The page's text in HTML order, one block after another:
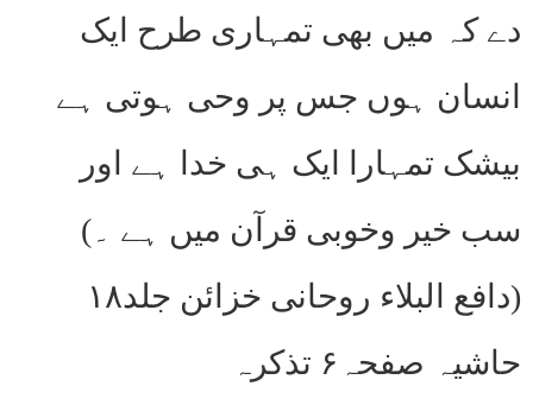
دے کہ میں بھی تمہاری طرح ایک
انسان ہوں جس پر وحی ہوتی ہے
بیشک تمہارا ایک ہی خدا ہے اور
سب خیر وخوبی قرآن میں ہے ۔)
(دافع البلاء روحانی خزائن جلد۱۸
حاشیہ صفحہ۶ تذکرہ